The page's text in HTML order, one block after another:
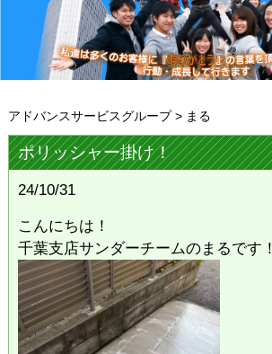
アドバンスサービスグループ> まる
ポリッシャー掛け！
24/10/31
こんにちは！
千葉支店サンダーチームのまるです！